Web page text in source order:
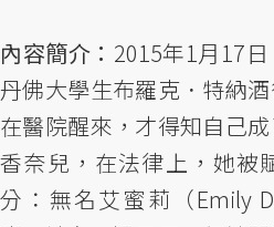
內容簡介： 2015年1月17
丹佛大學生布羅克．特納
在醫院醒來，才得知自己
香奈兒，在法律上，她被
分：無名艾蜜莉（Emily